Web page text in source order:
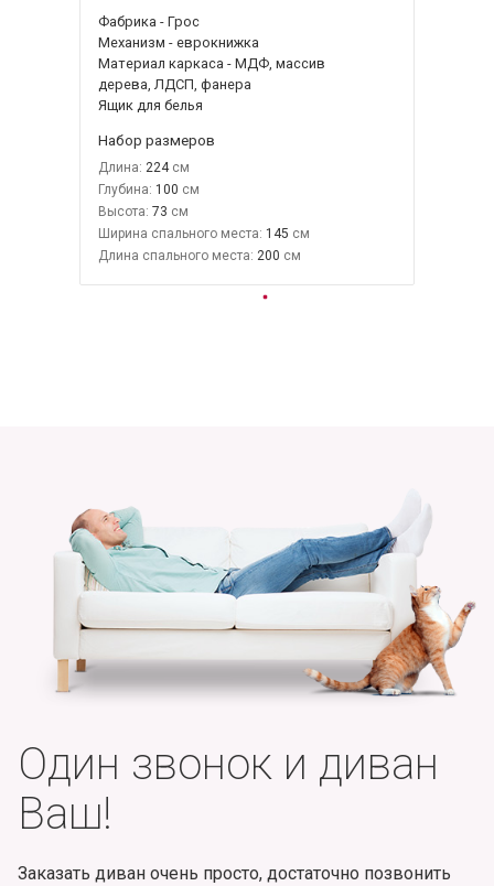
Фабрика - Грос
Механизм - еврокнижка
Материал каркаса - МДФ, массив
дерева, ЛДСП, фанера
Ящик для белья
Набор размеров
Длина: 224
Глубина: 100
Высота: 73
Ширина спального места: 145
Длина спального места: 200
Один звонок и диван
Ваш!
Заказать диван очень просто, достаточно позвонить